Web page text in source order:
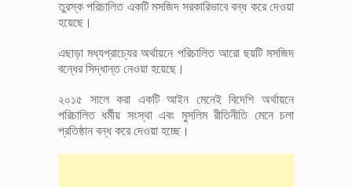
তুরস্ক পরিচালিত একটি মসজিদ সরকারিভাবে বন্ধ করে দেওয়া
হয়েছে।
এছাড়া মধ্যপ্রাচ্যের অর্থায়নে পরিচালিত আরো ছয়টি মসজিদ
বন্ধের সিদ্ধান্ত নেওয়া হয়েছে।
২০১৫ সালে করা একটি আইন মেনেই বিদেশি অর্থায়নে
পরিচালিত ধর্মীয় সংস্থা এবং মুসলিম রীতিনীতি মেনে চলা
প্রতিষ্ঠান বন্ধ করে দেওয়া হচ্ছে।